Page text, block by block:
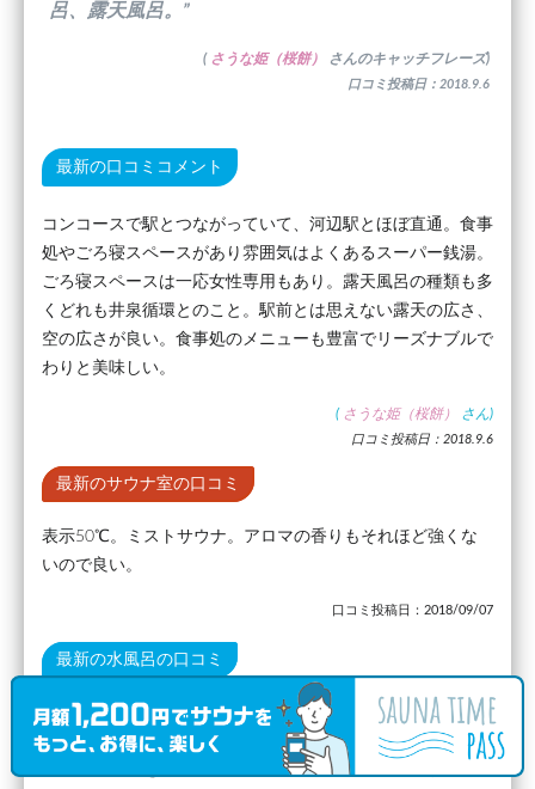
呂、露天風呂。”
( さうな姫（桜餅） さんのキャッチフレーズ)
口コミ投稿日：2018.9.6
最新の口コミコメント
コンコースで駅とつながっていて、河辺駅とほぼ直通。食事
処やごろ寝スペースがあり雰囲気はよくあるスーパー銭湯。
ごろ寝スペースは一応女性専用もあり。露天風呂の種類も多
くどれも井泉循環とのこと。駅前とは思えない露天の広さ、
空の広さが良い。食事処のメニューも豊富でリーズナブルで
わりと美味しい。
( さうな姫（桜餅） さん)
口コミ投稿日：2018.9.6
最新のサウナ室の口コミ
表示50℃。ミストサウナ。アロマの香りもそれほど強くな
いので良い。
口コミ投稿日：2018/09/07
最新の水風呂の口コミ
測定17.8℃。表示は19℃。備長炭水風呂という表記通り備長
炭が沈めてある。腿くらいの水位でバイブラなし、広めの水
風呂。井戸水を冷やしているとのことで、身体の芯まで冷